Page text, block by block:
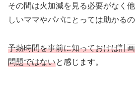
その間は火加減を見る必要がなく
しいママやパパにとっては助かる
予熱時間を事前に知っておけば計
問題ではないと感じます。